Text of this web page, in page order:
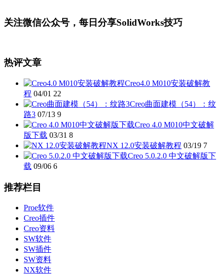
关注微信公众号，每日分享SolidWorks技巧
热评文章
Creo4.0 M010安装破解教
程 04/01 22
Creo曲面建模（54）：纹
路3 07/13 9
Creo 4.0 M010中文破解
版下载 03/31 8
NX 12.0安装破解教程 03/19 7
Creo 5.0.2.0 中文破解版下
载 09/06 6
推荐栏目
Proe软件
Creo插件
Creo资料
SW软件
SW插件
SW资料
NX软件